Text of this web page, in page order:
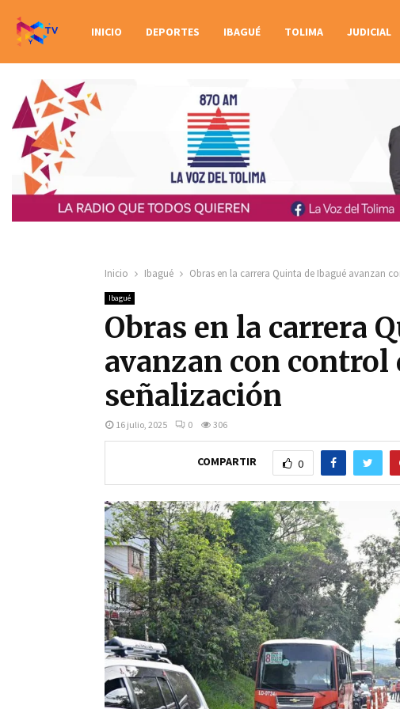
INICIO DEPORTES IBAGUÉ TOLIMA JUDICIAL
Inicio Ibagué Obras en la carrera Quinta de Ibagué avanzan
Ibagué
Obras en la carrera
avanzan con
señalización
16 julio, 2025 0 306
COMPARTIR 0